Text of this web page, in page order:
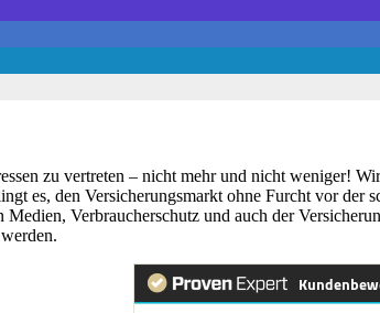
zu vertreten – nicht mehr und nicht weniger!
es, den Versicherungsmarkt ohne Furcht vor
Verbraucherschutz und auch der